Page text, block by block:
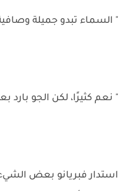
" السماء تبدو جميلة
" نعم كثيرًا، لكن الجو
استدار فبريانو بعض